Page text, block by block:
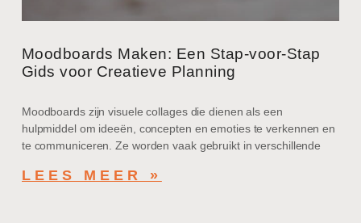
Moodboards Maken: Een Stap-voor-Stap
Gids voor Creatieve Planning
Moodboards zijn visuele collages die dienen als een
hulpmiddel om ideeën, concepten en emoties te verkennen en
te communiceren. Ze worden vaak gebruikt in verschillende
LEES MEER »